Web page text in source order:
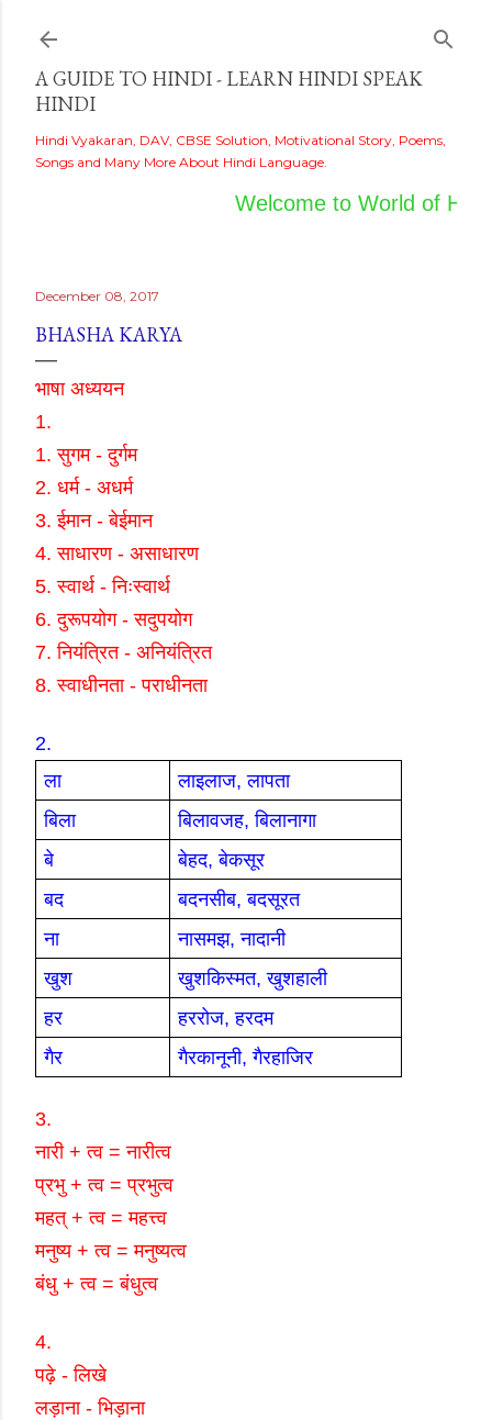
A GUIDE TO HINDI - LEARN HINDI SPEAK
HINDI
Hindi Vyakaran, DAV, CBSE Solution, Motivational Story, Poems,
Songs and Many More About Hindi Language.
Welcome to World of Hindi
December 08, 2017
BHASHA KARYA
भाषा अध्ययन
1.
1.सुगम-दुर्गम
2. धर्म- अधर्म
3.ईमान-बेईमान
4.साधारण- असाधारण
5.स्वार्थ -निःस्वार्थ
6.दुरूपयोग-सदुपयोग
7.नियंत्रित- अनियंत्रित
8.स्वाधीनता-पराधीनता
2.
ला
लाइलाज,लापता
बिला
बिलावजह,बिलानागा
बे
बेहद,बेकसूर
बद
बदनसीब,बदसूरत
ना
नासमझ,नादानी
खुश
खुशकिस्मत,खुशहाली
हर
हररोज,हरदम
गैर
गैरकानूनी,गैरहाजिर
3.
नारी+त्व =नारीत्व
प्रभु+त्व =प्रभुत्व
महत्+त्व =महत्त्व
मनुष्य+त्व =मनुष्यत्व
बंधु +त्व =बंधुत्व
4.
पढ़े -लिखे
लड़ाना-भिड़ाना